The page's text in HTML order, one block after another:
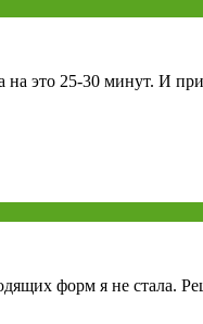
это 25-30 минут. И
форм я не стала.